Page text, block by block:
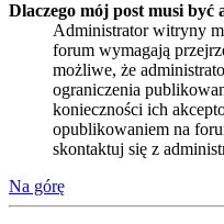
Dlaczego mój post musi być
Administrator witryny
forum wymagają
możliwe, że
ograniczenia
konieczności ich
opublikowaniem na
skontaktuj się z
Na górę